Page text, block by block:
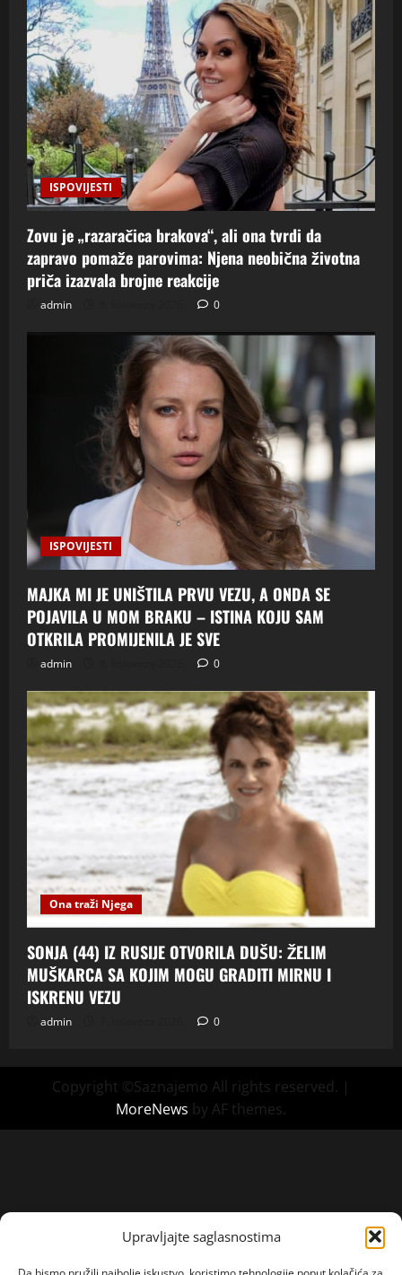
Upravljajte saglasnostima
ISPOVIJESTI
Zovu je „razaračica brakova“, ali ona tvrdi da
zapravo pomaže parovima: Njena neobična životna
priča izazvala brojne reakcije
admin 0
ISPOVIJESTI
MAJKA MI JE UNIŠTILA PRVU VEZU, A ONDA SE
POJAVILA U MOM BRAKU – ISTINA KOJU SAM
OTKRILA PROMIJENILA JE SVE
admin 0
Ona traži Njega
SONJA (44) IZ RUSIJE OTVORILA DUŠU: ŽELIM
MUŠKARCA SA KOJIM MOGU GRADITI MIRNU I
ISKRENU VEZU
admin 0
Copyright ©Saznajemo All rights reserved. |
MoreNews by AF themes.